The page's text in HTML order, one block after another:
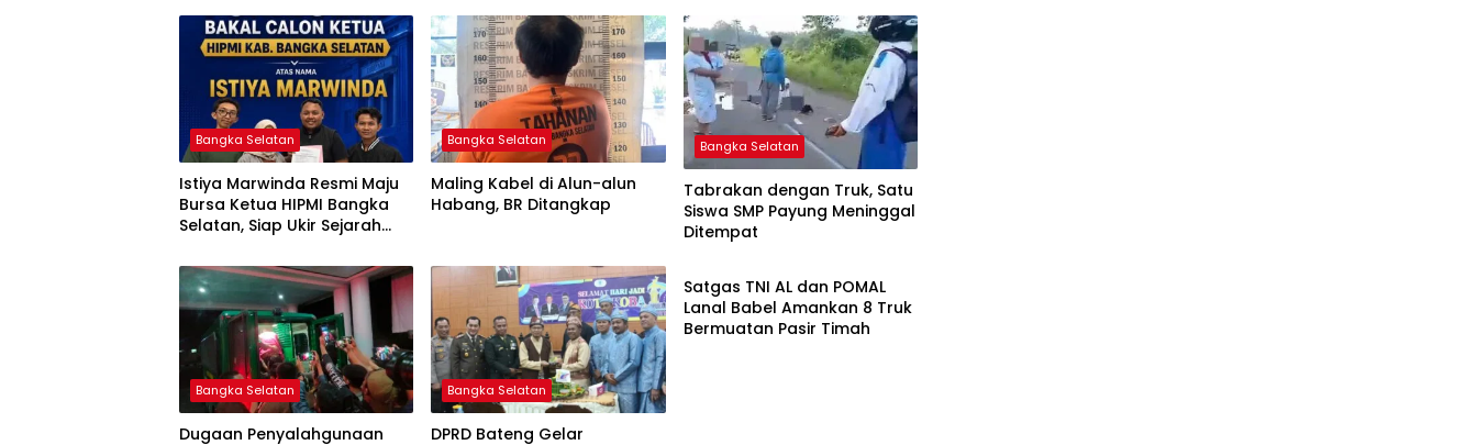
Bangka Selatan
Istiya Marwinda Resmi Maju
Bursa Ketua HIPMI Bangka
Selatan, Siap Ukir Sejarah
Pertama
Bangka Selatan
Maling Kabel di Alun-alun
Habang, BR Ditangkap
Bangka Selatan
Tabrakan dengan Truk, Satu
Siswa SMP Payung Meninggal
Ditempat
Bangka Selatan
Dugaan Penyalahgunaan
Bangka Selatan
DPRD Bateng Gelar
Bangka Selatan
Satgas TNI AL dan POMAL
Lanal Babel Amankan 8 Truk
Bermuatan Pasir Timah